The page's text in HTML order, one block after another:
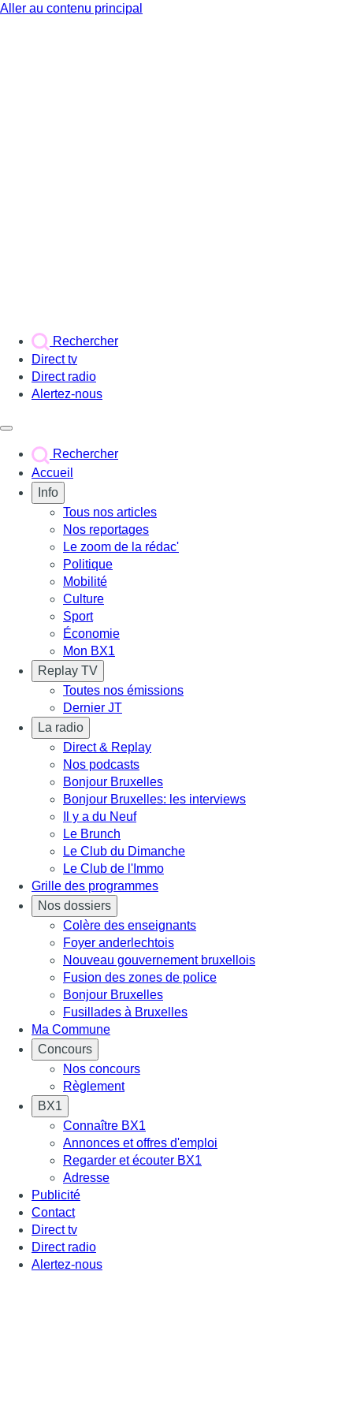
Aller au contenu principal
Rechercher
Direct tv
Direct radio
Alertez-nous
Rechercher
Accueil
Info
Tous nos articles
Nos reportages
Le zoom de la rédac'
Politique
Mobilité
Culture
Sport
Économie
Mon BX1
Replay TV
Toutes nos émissions
Dernier JT
La radio
Direct & Replay
Nos podcasts
Bonjour Bruxelles
Bonjour Bruxelles: les interviews
Il y a du Neuf
Le Brunch
Le Club du Dimanche
Le Club de l'Immo
Grille des programmes
Nos dossiers
Colère des enseignants
Foyer anderlechtois
Nouveau gouvernement bruxellois
Fusion des zones de police
Bonjour Bruxelles
Fusillades à Bruxelles
Ma Commune
Concours
Nos concours
Règlement
BX1
Connaître BX1
Annonces et offres d'emploi
Regarder et écouter BX1
Adresse
Publicité
Contact
Direct tv
Direct radio
Alertez-nous